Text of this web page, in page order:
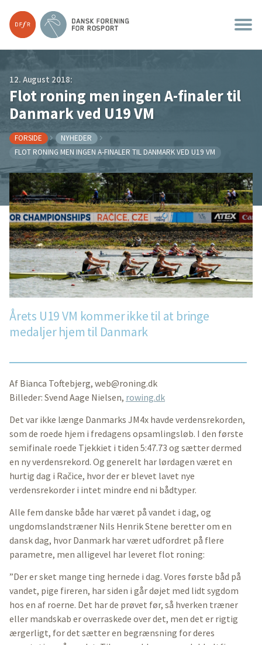
12. August 2018:
Flot roning men ingen A-finaler til
Danmark ved U19 VM
FORSIDE
NYHEDER
FLOT RONING MEN INGEN A-FINALER TIL DANMARK VED U19 VM
Årets U19 VM kommer ikke til at bringe
medaljer hjem til Danmark
Af Bianca Toftebjerg, web@roning.dk
Billeder: Svend Aage Nielsen, rowing.dk
Det var ikke længe Danmarks JM4x havde verdensrekorden,
som de roede hjem i fredagens opsamlingsløb. I den første
semifinale roede Tjekkiet i tiden 5:47.73 og sætter dermed
en ny verdensrekord. Og generelt har lørdagen været en
hurtig dag i Račice, hvor der er blevet lavet nye
verdensrekorder i intet mindre end ni bådtyper.
Alle fem danske både har været på vandet i dag, og
ungdomslandstræner Nils Henrik Stene beretter om en
dansk dag, hvor Danmark har været udfordret på flere
parametre, men alligevel har leveret flot roning:
”Der er sket mange ting hernede i dag. Vores første båd på
vandet, pige fireren, har siden i går døjet med lidt sygdom
hos en af roerne. Det har de prøvet før, så hverken træner
eller mandskab er overraskede over det, men det er rigtig
ærgerligt, for det sætter en begrænsning for deres